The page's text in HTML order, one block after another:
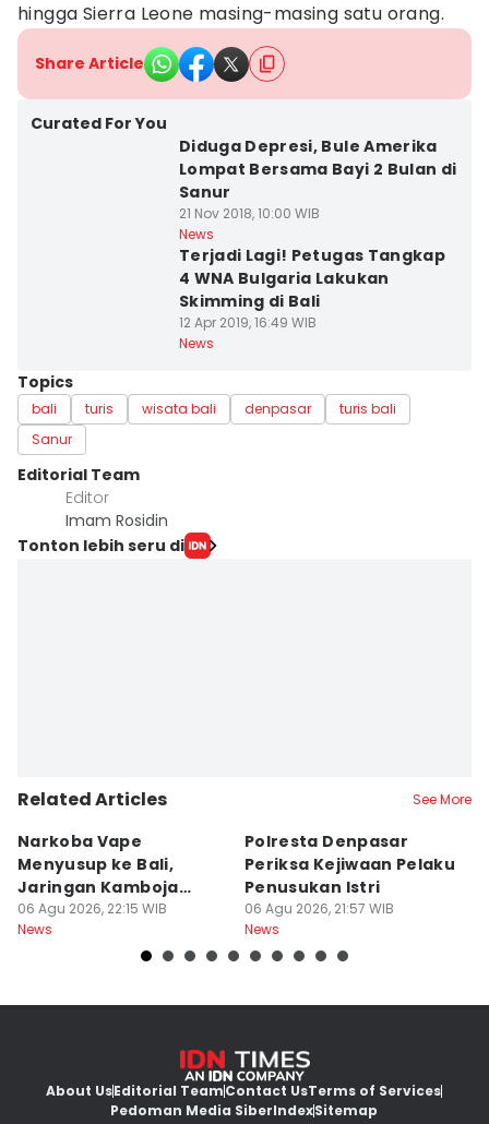
hingga Sierra Leone masing-masing satu orang.
Share Article
Curated For You
Diduga Depresi, Bule Amerika
Lompat Bersama Bayi 2 Bulan di
Sanur
21 Nov 2018, 10:00 WIB
News
Terjadi Lagi! Petugas Tangkap
4 WNA Bulgaria Lakukan
Skimming di Bali
12 Apr 2019, 16:49 WIB
News
Topics
bali turis wisata bali denpasar
turis bali
Sanur
Editorial Team
Editor
Imam Rosidin
Tonton lebih seru di
Related Articles See More
Narkoba Vape
Menyusup ke Bali,
Jaringan Kamboja
Terbongkar
06 Agu 2026, 22:15 WIB
News
Polresta Denpasar
Periksa Kejiwaan Pelaku
Penusukan Istri
06 Agu 2026, 21:57 WIB
News
About UsEditorial TeamContact UsTerms of Services
Pedoman Media SiberIndexSitemap